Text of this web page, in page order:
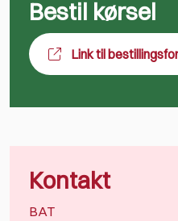
Bestil kørsel
Link til
Kontakt
BAT